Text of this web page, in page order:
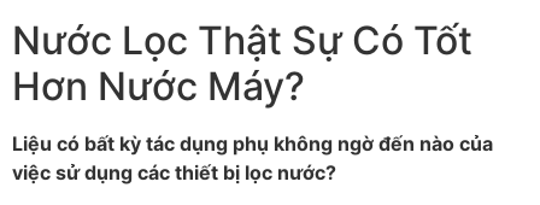
Nước Lọc Thật Sự Có Tốt
Hơn Nước Máy?
Liệu có bất kỳ tác dụng phụ không ngờ đến nào của
việc sử dụng các thiết bị lọc nước?